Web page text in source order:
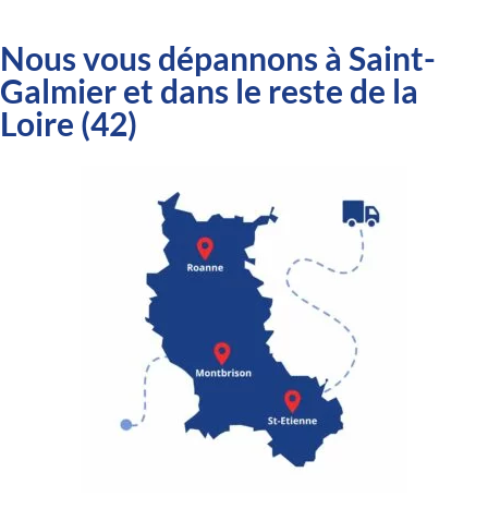
Nous vous dépannons à Saint-
Galmier et dans le reste de la
Loire (42)